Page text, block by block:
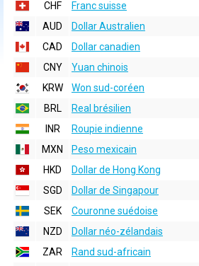
CHF
Franc suisse
AUD
Dollar Australien
CAD
Dollar canadien
CNY
Yuan chinois
KRW
Won sud-coréen
BRL
Real brésilien
INR
Roupie indienne
MXN
Peso mexicain
HKD
Dollar de Hong Kong
SGD
Dollar de Singapour
SEK
Couronne suédoise
NZD
Dollar néo-zélandais
ZAR
Rand sud-africain